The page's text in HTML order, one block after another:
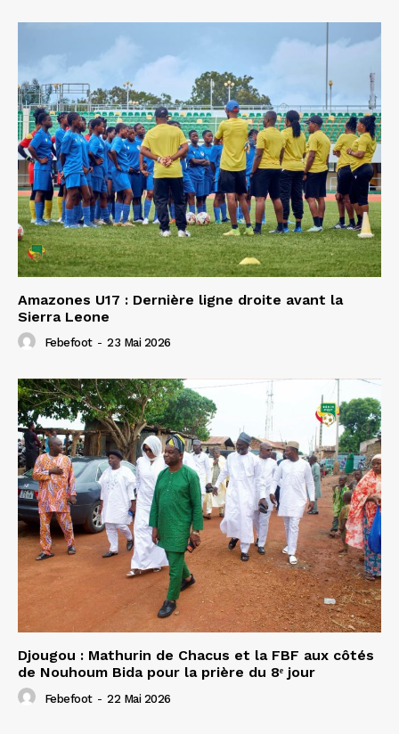
Amazones U17 : Dernière ligne droite avant la
Sierra Leone
Febefoot - 23 Mai 2026
Djougou : Mathurin de Chacus et la FBF aux côtés
de Nouhoum Bida pour la prière du 8ᵉ jour
Febefoot - 22 Mai 2026